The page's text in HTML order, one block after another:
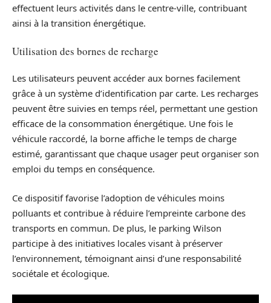
effectuent leurs activités dans le centre-ville, contribuant
ainsi à la transition énergétique.
Utilisation des bornes de recharge
Les utilisateurs peuvent accéder aux bornes facilement
grâce à un système d’identification par carte. Les recharges
peuvent être suivies en temps réel, permettant une gestion
efficace de la consommation énergétique. Une fois le
véhicule raccordé, la borne affiche le temps de charge
estimé, garantissant que chaque usager peut organiser son
emploi du temps en conséquence.
Ce dispositif favorise l’adoption de véhicules moins
polluants et contribue à réduire l’empreinte carbone des
transports en commun. De plus, le parking Wilson
participe à des initiatives locales visant à préserver
l’environnement, témoignant ainsi d’une responsabilité
sociétale et écologique.